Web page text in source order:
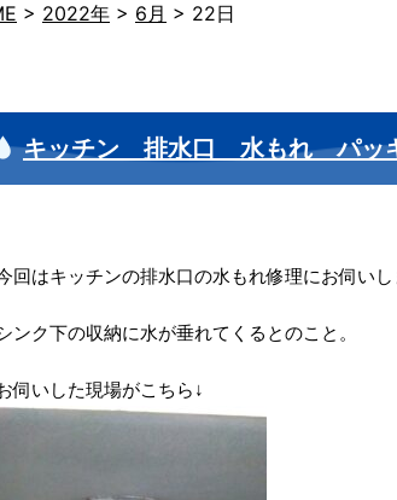
> 2022年 > 6月 > 22日
キッチン 排水口 水もれ パッ
回はキッチンの排水口の水もれ修理にお伺いし
ンク下の収納に水が垂れてくるとのこと。
伺いした現場がこちら↓